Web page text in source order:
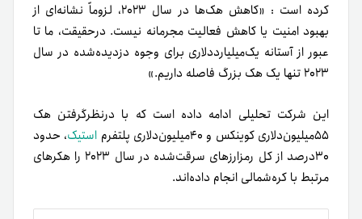
کرده است : «کاهش هک‌ها در سال ۲۰۲۳، لزوماً نشانه‌ای از
بهبود امنیت یا کاهش فعالیت مجرمانه نیست. در‌حقیقت، ما تا
عبور از آستانه یک‌میلیارد‌دلاری برای وجوه دزدیده‌شده در سال
۲۰۲۳ تنها یک هک بزرگ فاصله داریم.»
این شرکت تحلیلی ادامه داده است که با درنظرگرفتن هک
۵۵میلیون‌دلاری کوینکس و ۴۰میلیون‌دلاری پلتفرم
استیک، حدود
۳۰درصد از کل رمزارزهای سرقت‌شده در سال ۲۰۲۳ را هکرهای
مرتبط با کره‌شمالی انجام داده‌اند.